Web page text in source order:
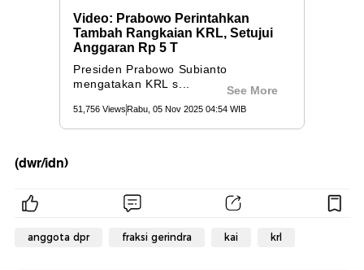
(dwr/idn)
anggota dpr fraksi gerindra kai krl